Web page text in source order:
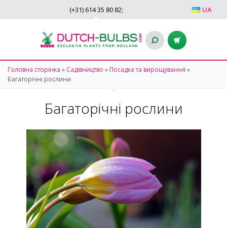
UA
(+31) 614 35 80 82;
Головна сторінка » Садівництво » Посадка та вирощування »
Багаторічні рослини
Багаторічні рослини